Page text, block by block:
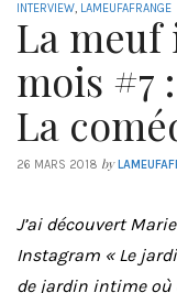
INTERVIEW, LAMEUFAFRANGE
La
mois #7
La
26 MARS 2018 by
J’ai découvert
Instagram « Le
de jardin intime où